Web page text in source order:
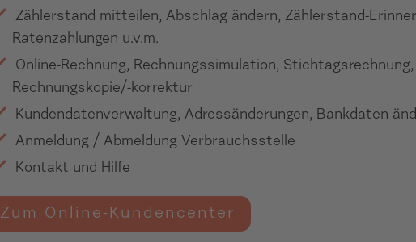
Zählerstand mitteilen, Abschlag ändern, Zählerstand-
Ratenzahlungen u.v.m.
Online-Rechnung, Rechnungssimulation, Stichtagsrechnung,
Rechnungskopie/-korrektur
Kundendatenverwaltung, Adressänderungen, Bankdaten
Anmeldung / Abmeldung Verbrauchsstelle
Kontakt und Hilfe
Zum Online-Kundencenter